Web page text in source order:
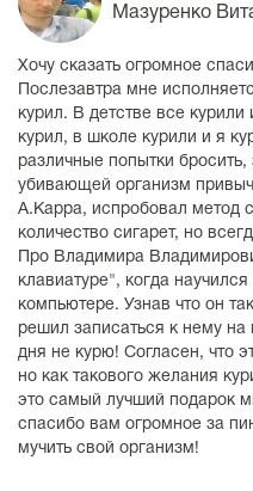
Мазуренко
Хочу сказать огромное
Послезавтра мне
курил. В детстве все
курил, в школе курили и я
различные попытки
убивающей организм
А.Карра, испробовал метод
количество сигарет, но
Про Владимира
клавиатуре", когда
компьютере. Узнав что он
решил записаться к нему
дня не курю! Согласен, что
но как такового желания
это самый лучший подарок
спасибо вам огромное за
мучить свой организм!